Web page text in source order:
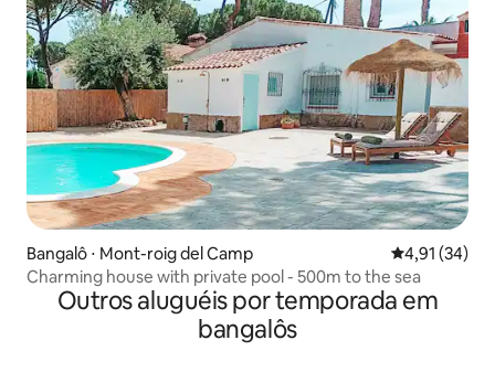
Bangalô ⋅ Mont-roig del Camp 4,91 de uma
4,91 (34)
Charming house with private pool - 500m to the sea
Outros aluguéis por temporada em
bangalôs